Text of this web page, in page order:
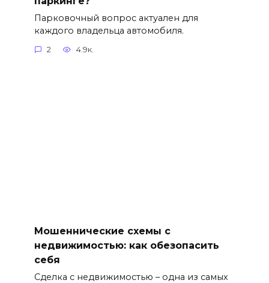
Парковочный вопрос актуален для
каждого владельца автомобиля.
2 4.9к.
Мошеннические схемы с
недвижимостью: как обезопасить
себя
Сделка с недвижимостью – одна из самых